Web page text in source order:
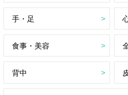
手・足
食事・美容
背中